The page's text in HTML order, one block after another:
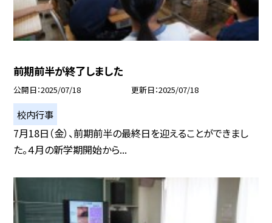
前期前半が終了しました
公開日 2025/07/18 更新日 2025/07/18
校内行事
7月18日（金）、前期前半の最終日を迎えることができまし
た。４月の新学期開始から...